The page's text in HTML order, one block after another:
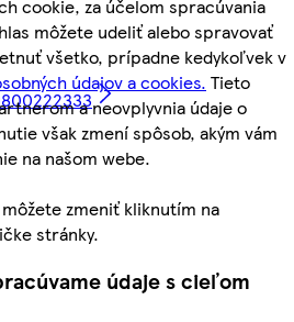
cookie, za účelom spracúvania
môžete udeliť alebo spravovať
všetko, prípadne kedykoľvek v
údajov a cookies. Tieto
a neovplyvnia údaje o
však zmení spôsob, akým vám
na našom webe.
zmeniť kliknutím na
stránky.
údaje s cieľom